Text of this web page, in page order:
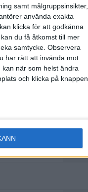
samt målgruppsinsikter,
använda exakta
klicka för att godkänna
du få åtkomst till mer
samtycke. Observera
har rätt att invända mot
när som helst ändra
och klicka på knappen
N. Caamano
(slashing)
20:00
(fighting)
27:00
M. Christiansen
29:00